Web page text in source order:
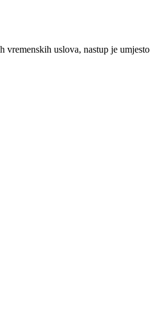
uslova, nastup je umjesto